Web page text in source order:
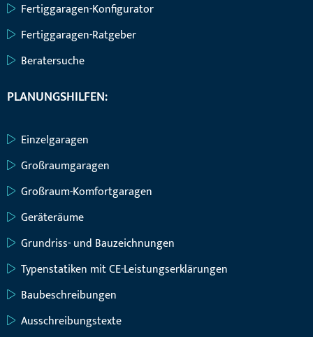
Fertiggaragen-Konfigurator
Fertiggaragen-Ratgeber
Beratersuche
PLANUNGSHILFEN:
Einzelgaragen
Großraumgaragen
Großraum-Komfortgaragen
Geräteräume
Grundriss- und Bauzeichnungen
Typenstatiken mit CE-Leistungserklärungen
Baubeschreibungen
Ausschreibungstexte